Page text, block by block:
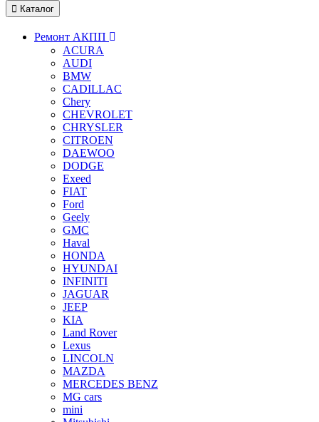
Каталог
Ремонт АКПП
ACURA
AUDI
BMW
CADILLAC
Chery
CHEVROLET
CHRYSLER
CITROEN
DAEWOO
DODGE
Exeed
FIAT
Ford
Geely
GMC
Haval
HONDA
HYUNDAI
INFINITI
JAGUAR
JEEP
KIA
Land Rover
Lexus
LINCOLN
MAZDA
MERCEDES BENZ
MG cars
mini